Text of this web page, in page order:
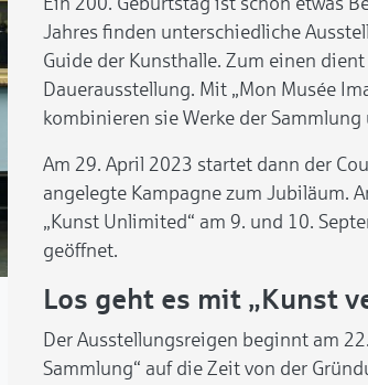
Jahres finden unterschiedliche
Guide der Kunsthalle. Zum einen dient
Dauerausstellung. Mit „Mon Musée
kombinieren sie Werke der
Am 29. April 2023 startet dann der
angelegte Kampagne zum Jubiläum.
„Kunst Unlimited“ am 9. und 10.
geöffnet.
Los geht es mit „Kunst
Der Ausstellungsreigen beginnt am
Sammlung“ auf die Zeit von der